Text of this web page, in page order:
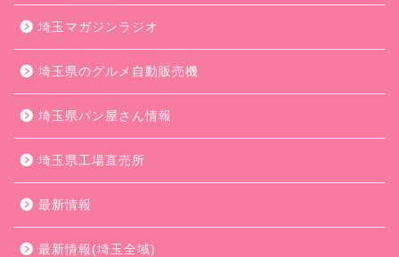
埼玉マガジンラジオ
埼玉県のグルメ自動販売機
埼玉県パン屋さん情報
埼玉県工場直売所
最新情報
最新情報(埼玉全域)